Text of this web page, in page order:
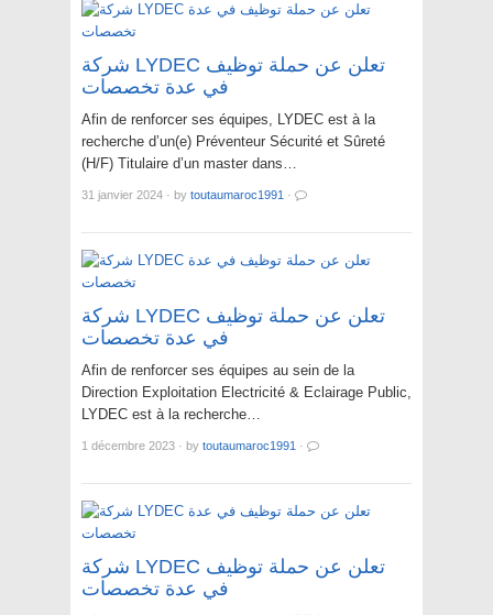
شركة LYDEC تعلن عن حملة توظيف
في عدة تخصصات
Afin de renforcer ses équipes, LYDEC est à la
recherche d’un(e) Préventeur Sécurité et Sûreté
(H/F) Titulaire d’un master dans…
31 janvier 2024 · by toutaumaroc1991 ·
شركة LYDEC تعلن عن حملة توظيف
في عدة تخصصات
Afin de renforcer ses équipes au sein de la
Direction Exploitation Electricité & Eclairage Public,
LYDEC est à la recherche…
1 décembre 2023 · by toutaumaroc1991 ·
شركة LYDEC تعلن عن حملة توظيف
في عدة تخصصات